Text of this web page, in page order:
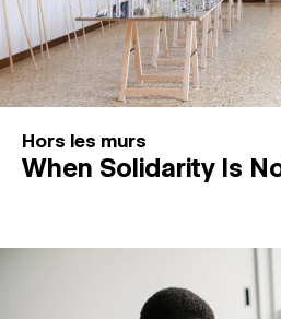
Hors les murs
When Solidarity Is